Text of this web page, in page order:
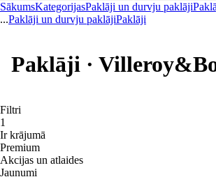
SākumsKategorijasPaklāji un durvju paklāji
...Paklāji un durvju paklājiPaklāji
Paklāji ·
Filtri
1
Ir krājumā
Premium
Akcijas un atlaides
Jaunumi